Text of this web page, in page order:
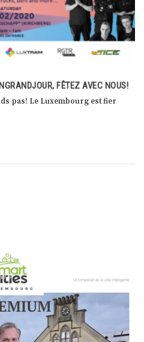
DE LA CATÉGORIE LUXE
luxe 100 % électrique de
EQ […]